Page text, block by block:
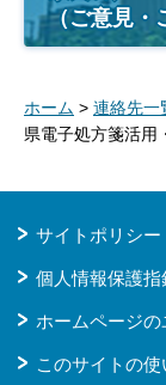
（ご意見・
ホーム > 連絡先一
県電子処方箋活用
サイトポリシー
個人情報保護指
ホームページ
このサイトの使